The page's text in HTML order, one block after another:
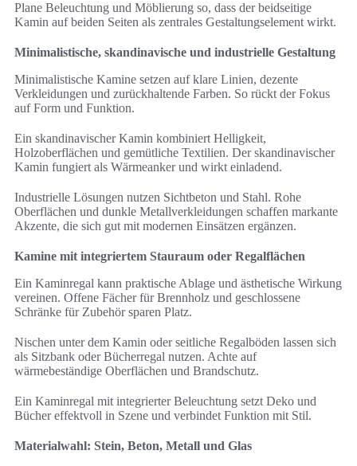
Plane Beleuchtung und Möblierung so, dass der beidseitige
Kamin auf beiden Seiten als zentrales Gestaltungselement wirkt.
Minimalistische, skandinavische und industrielle Gestaltung
Minimalistische Kamine setzen auf klare Linien, dezente
Verkleidungen und zurückhaltende Farben. So rückt der Fokus
auf Form und Funktion.
Ein skandinavischer Kamin kombiniert Helligkeit,
Holzoberflächen und gemütliche Textilien. Der skandinavischer
Kamin fungiert als Wärmeanker und wirkt einladend.
Industrielle Lösungen nutzen Sichtbeton und Stahl. Rohe
Oberflächen und dunkle Metallverkleidungen schaffen markante
Akzente, die sich gut mit modernen Einsätzen ergänzen.
Kamine mit integriertem Stauraum oder Regalflächen
Ein Kaminregal kann praktische Ablage und ästhetische Wirkung
vereinen. Offene Fächer für Brennholz und geschlossene
Schränke für Zubehör sparen Platz.
Nischen unter dem Kamin oder seitliche Regalböden lassen sich
als Sitzbank oder Bücherregal nutzen. Achte auf
wärmebeständige Oberflächen und Brandschutz.
Ein Kaminregal mit integrierter Beleuchtung setzt Deko und
Bücher effektvoll in Szene und verbindet Funktion mit Stil.
Materialwahl: Stein, Beton, Metall und Glas